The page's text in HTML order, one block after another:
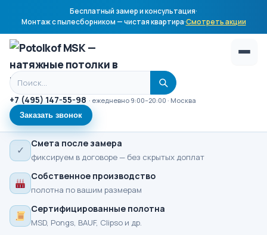
Бесплатный замер и консультация·
Монтаж с пылесборником — чистая квартира·Смотреть акции
Поиск по сайту
+7 (495) 147-55-98 · ежедневно 9:00–20:00 · Москва
Заказать звонок
✓
Смета после замера
фиксируем в договоре — без скрытых доплат
Собственное производство
полотна по вашим размерам
Сертифицированные полотна
MSD, Pongs, BAUF, Clipso и др.